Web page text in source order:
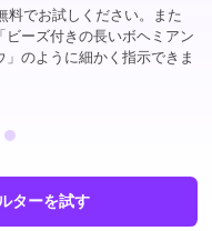
料でお試しください。また
ーズ付きの長いボヘミアン
のように細かく指示できま
ターを試す